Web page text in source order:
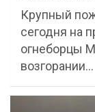
Крупный
сегодня на
огнеборцы
возгорании…